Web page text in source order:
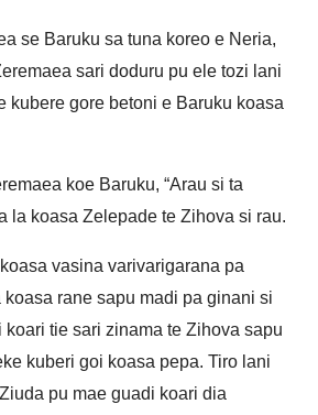
se Baruku sa tuna koreo e Neria,
sari doduru pu ele tozi lani
kubere gore betoni e Baruku koasa
koe Baruku, “Arau si ta
la koasa Zelepade te Zihova si rau.
vasina varivarigarana pa
rane sapu madi pa ginani si
koari tie sari zinama te Zihova sapu
kuberi goi koasa pepa. Tiro lani
pu mae guadi koari dia